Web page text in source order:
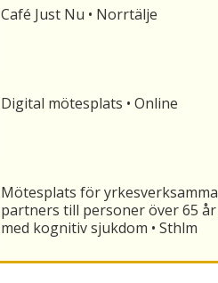
Café Just Nu • Norrtälje
Digital mötesplats • Online
Mötesplats för yrkesverksamma
partners till personer över 65 år
med kognitiv sjukdom • Sthlm